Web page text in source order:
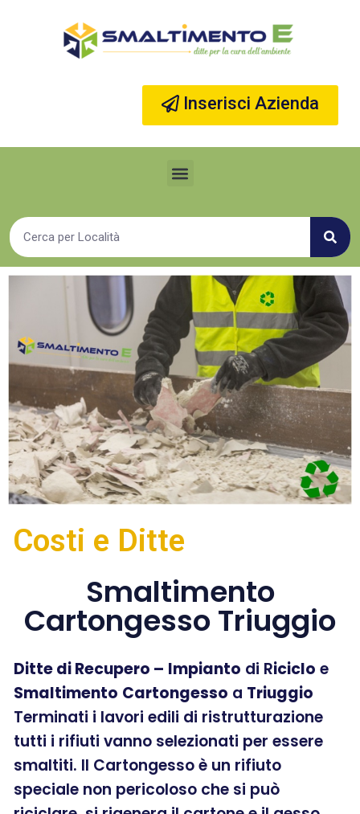
Inserisci Azienda
Costi e Ditte
Smaltimento
Cartongesso Triuggio
Ditte di Recupero – Impianto di Riciclo e
Smaltimento Cartongesso a Triuggio
Terminati i lavori edili di ristrutturazione
tutti i rifiuti vanno selezionati per essere
smaltiti. Il Cartongesso è un rifiuto
speciale non pericoloso che si può